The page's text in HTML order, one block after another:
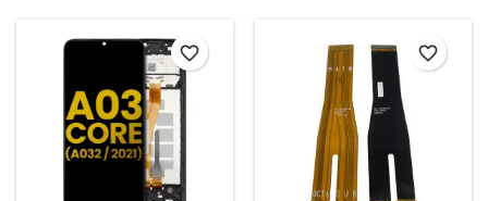
favorite_border favorite_border